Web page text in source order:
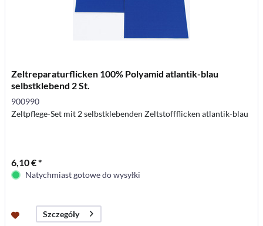
Zeltreparaturflicken 100% Polyamid atlantik-blau
selbstklebend 2 St.
900990
Zeltpflege-Set mit 2 selbstklebenden Zeltstoffflicken atlantik-blau
6,10 € *
Natychmiast gotowe do wysyłki
Szczegóły